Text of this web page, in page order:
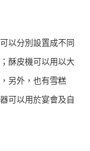
以分別設置成不同
酥皮機可以用以大
另外，也有雪糕
可以用於宴會及自